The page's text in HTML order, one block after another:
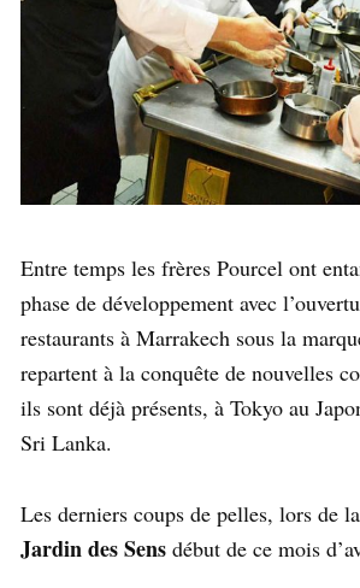
Entre temps les frères Pourcel ont
phase de développement avec
restaurants à Marrakech sous la
repartent à la conquête de nouvelles
ils sont déjà présents, à Tokyo au
Sri Lanka.
Les derniers coups de pelles, lors de
Jardin des Sens début de ce mois